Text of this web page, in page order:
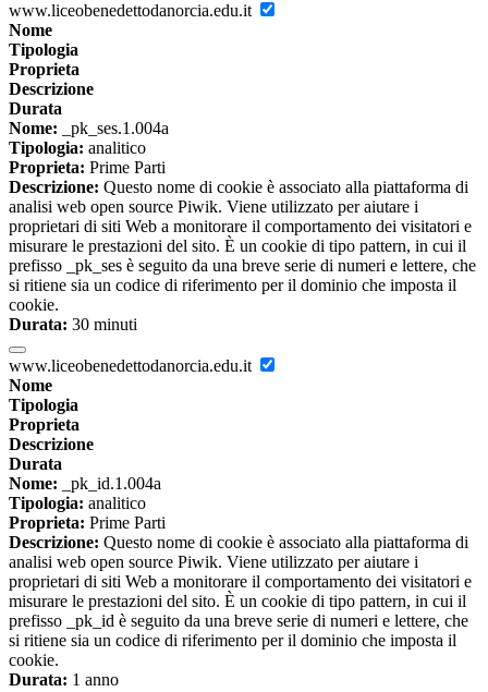
www.liceobenedettodanorcia.edu.it
Nome
Tipologia
Proprieta
Descrizione
Durata
Nome: _pk_ses.1.004a
Tipologia: analitico
Proprieta: Prime Parti
Descrizione: Questo nome di cookie è associato alla piattaforma di
analisi web open source Piwik. Viene utilizzato per aiutare i
proprietari di siti Web a monitorare il comportamento dei visitatori e
misurare le prestazioni del sito. È un cookie di tipo pattern, in cui il
prefisso _pk_ses è seguito da una breve serie di numeri e lettere, che
si ritiene sia un codice di riferimento per il dominio che imposta il
cookie.
Durata: 30 minuti
www.liceobenedettodanorcia.edu.it
Nome
Tipologia
Proprieta
Descrizione
Durata
Nome: _pk_id.1.004a
Tipologia: analitico
Proprieta: Prime Parti
Descrizione: Questo nome di cookie è associato alla piattaforma di
analisi web open source Piwik. Viene utilizzato per aiutare i
proprietari di siti Web a monitorare il comportamento dei visitatori e
misurare le prestazioni del sito. È un cookie di tipo pattern, in cui il
prefisso _pk_id è seguito da una breve serie di numeri e lettere, che
si ritiene sia un codice di riferimento per il dominio che imposta il
cookie.
Durata: 1 anno